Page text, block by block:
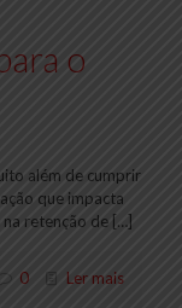
o
além de cumprir
que impacta
retenção de […]
0 Ler mais